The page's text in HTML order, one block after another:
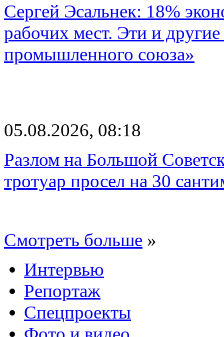
Сергей Эсальнек: 18%
рабочих мест. Эти и
промышленного союза»
05.08.2026, 08:18
Разлом на Большой
тротуар просел на 30
Смотреть больше »
Интервью
Репортаж
Спецпроекты